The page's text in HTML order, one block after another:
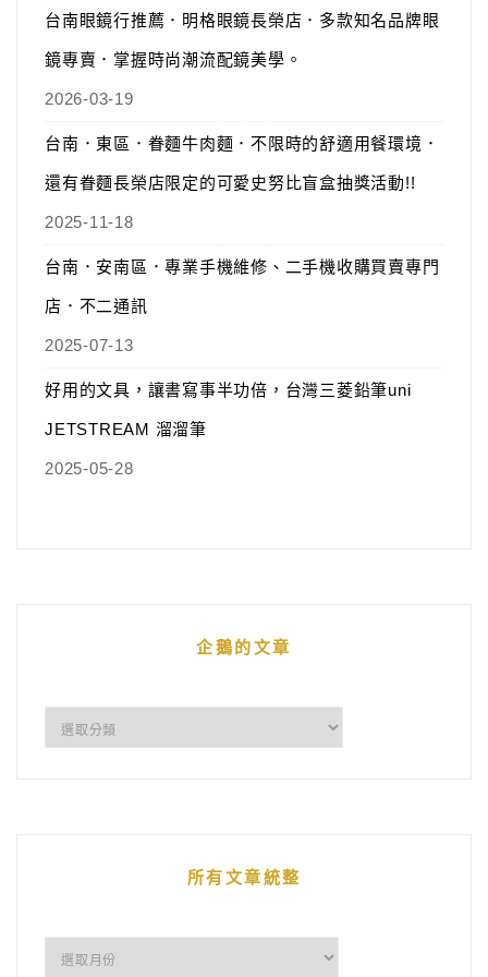
台南眼鏡行推薦．明格眼鏡長榮店．多款知名品牌眼
鏡專賣．掌握時尚潮流配鏡美學。
2026-03-19
台南．東區．眷麵牛肉麵．不限時的舒適用餐環境．
還有眷麵長榮店限定的可愛史努比盲盒抽獎活動!!
2025-11-18
台南．安南區．專業手機維修、二手機收購買賣專門
店．不二通訊
2025-07-13
好用的文具，讓書寫事半功倍，台灣三菱鉛筆uni
JETSTREAM 溜溜筆
2025-05-28
企鵝的文章
所有文章統整